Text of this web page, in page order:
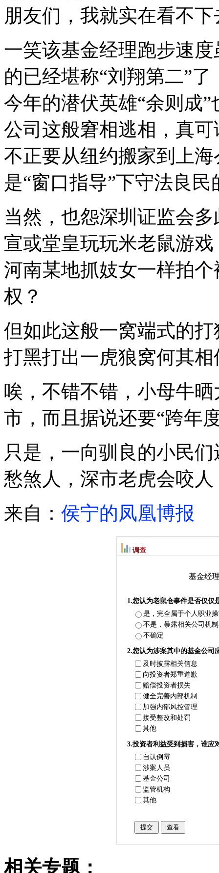
朋友们，我就实在看不
一笑该基金经理跑步速
的已经堪称“刘翔第二”
今年的潜伏英雄“余则成
公司这般窘相逃相，真
不正要从纽约搬家到上
是“窗口指导”下守法良民
当然，也怨深圳证监会
宣或堂皇玩玩米老鼠游
河南某地抓妓女一样拍
权？
但如此这般一窝端式的
打黑打出一虎狼窝何其
唉，不错不错，小母牛
市，而且据说还要“跨年
只是，一向驯良的小民
愁煞人，深市老虎会咬
来自： 侯宁的凤凰博报
调查
基金经
1.您认为老鼠仓事件是否仅仅
是，完全属于个人职业
不是，暴露相关公司机
不确定
2.您认为涉案其中的基金公司
及时披露相关信息
向投资者郑重道歉
赔偿投资者损失
健全完善内部机制
加强内部风控管理
接受整改和处罚
其他
3.投资者利益受到损害，谁应
自认倒霉
涉案人员
基金公司
监管机构
其他
相关专题：